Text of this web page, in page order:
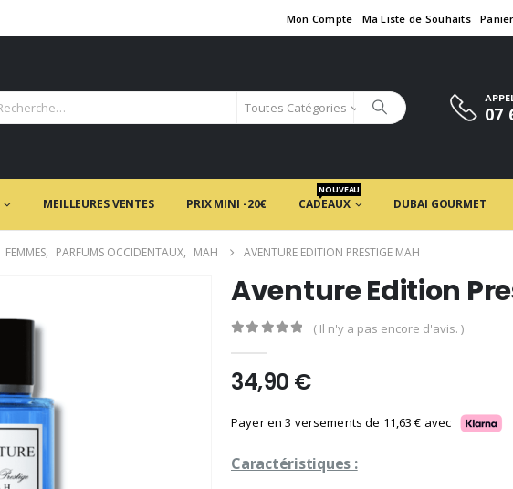
Mon Compte Ma Liste de Souhaits Panier
Toutes Catégories 07
MEILLEURES VENTES PRIX MINI -20€ CADEAUX
NOUVEAU
DUBAI GOURMET
FEMMES, PARFUMS OCCIDENTAUX, MAH AVENTURE EDITION PRESTIGE MAH
Aventure Edition
( Il n'y a pas encore d'avis. )
34,90 €
Payer en 3 versements de 11,63€ avec
Caractéristiques :